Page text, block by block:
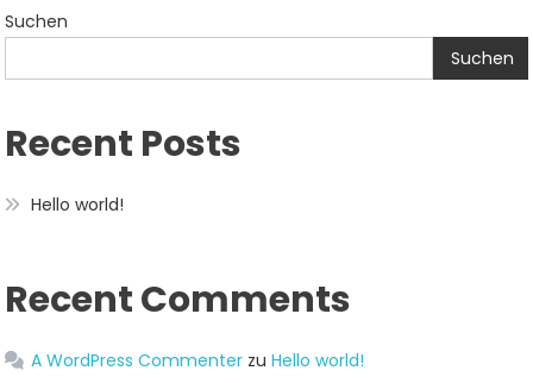
Suchen
Suchen
Recent Posts
Hello world!
Recent Comments
A WordPress Commenter zuHello world!